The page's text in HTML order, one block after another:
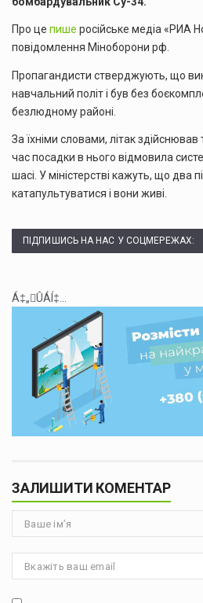
Про це пише російське медіа «РИА
повідомлення Міноборони рф.
Пропагандисти стверджують, що
навчальний політ і був без
безлюдному районі.
За їхніми словами, літак здійснював
час посадки в нього відмовила
шасі. У міністерстві кажуть, що два
катапультуватися і вони живі.
ПІДПИШИСЬ НА НАС У СОЦМЕРЕЖАХ:
Á‡„ÛÁÍ‡...
ЗАЛИШИТИ КОМЕНТАР